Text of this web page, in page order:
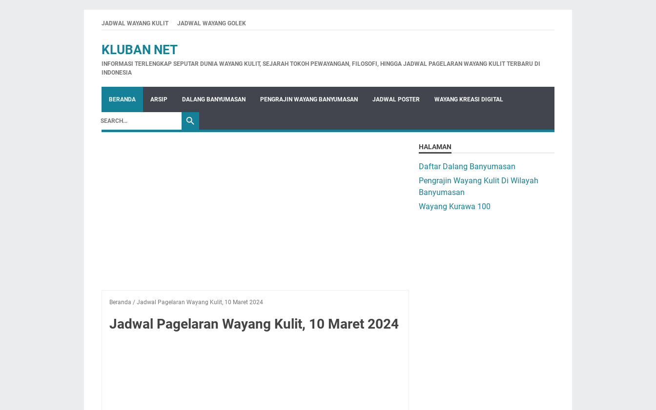
JADWAL WAYANG KULIT JADWAL WAYANG GOLEK
KLUBAN NET
INFORMASI TERLENGKAP SEPUTAR DUNIA WAYANG KULIT, SEJARAH TOKOH PEWAYANGAN, FILOSOFI, HINGGA JADWAL PAGELARAN WAYANG KULIT TERBARU DI
INDONESIA
BERANDA ARSIP DALANG BANYUMASAN PENGRAJIN WAYANG BANYUMASAN JADWAL POSTER WAYANG KREASI DIGITAL
Beranda / Jadwal Pagelaran Wayang Kulit, 10 Maret 2024
Jadwal Pagelaran Wayang Kulit, 10 Maret 2024
HALAMAN
Daftar Dalang Banyumasan
Pengrajin Wayang Kulit Di Wilayah
Banyumasan
Wayang Kurawa 100